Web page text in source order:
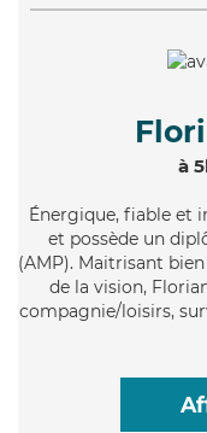
à
Énergique, fiable et
et possède un
(AMP). Maitrisant
de la vision,
compagnie/loisirs,